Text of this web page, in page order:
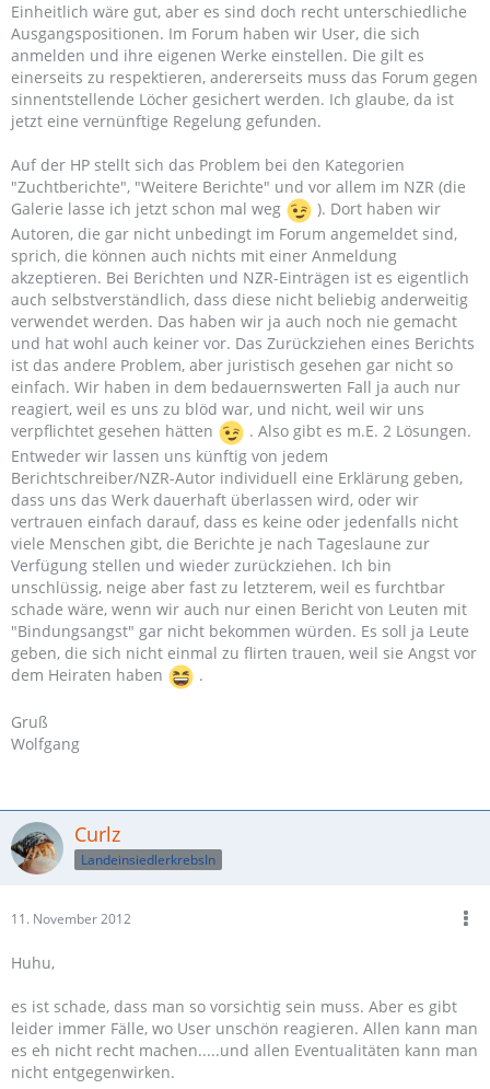
Einheitlich wäre gut, aber es sind doch recht unterschiedliche
Ausgangspositionen. Im Forum haben wir User, die sich
anmelden und ihre eigenen Werke einstellen. Die gilt es
einerseits zu respektieren, andererseits muss das Forum gegen
sinnentstellende Löcher gesichert werden. Ich glaube, da ist
jetzt eine vernünftige Regelung gefunden.
Auf der HP stellt sich das Problem bei den Kategorien
"Zuchtberichte", "Weitere Berichte" und vor allem im NZR (die
Galerie lasse ich jetzt schon mal weg
). Dort haben wir
Autoren, die gar nicht unbedingt im Forum angemeldet sind,
sprich, die können auch nichts mit einer Anmeldung
akzeptieren. Bei Berichten und NZR-Einträgen ist es eigentlich
auch selbstverständlich, dass diese nicht beliebig anderweitig
verwendet werden. Das haben wir ja auch noch nie gemacht
und hat wohl auch keiner vor. Das Zurückziehen eines Berichts
ist das andere Problem, aber juristisch gesehen gar nicht so
einfach. Wir haben in dem bedauernswerten Fall ja auch nur
reagiert, weil es uns zu blöd war, und nicht, weil wir uns
verpflichtet gesehen hätten
. Also gibt es m.E. 2 Lösungen.
Entweder wir lassen uns künftig von jedem
Berichtschreiber/NZR-Autor individuell eine Erklärung geben,
dass uns das Werk dauerhaft überlassen wird, oder wir
vertrauen einfach darauf, dass es keine oder jedenfalls nicht
viele Menschen gibt, die Berichte je nach Tageslaune zur
Verfügung stellen und wieder zurückziehen. Ich bin
unschlüssig, neige aber fast zu letzterem, weil es furchtbar
schade wäre, wenn wir auch nur einen Bericht von Leuten mit
"Bindungsangst" gar nicht bekommen würden. Es soll ja Leute
geben, die sich nicht einmal zu flirten trauen, weil sie Angst vor
dem Heiraten haben
.
Gruß
Wolfgang
Curlz
LandeinsiedlerkrebsIn
11. November 2012
Huhu,
es ist schade, dass man so vorsichtig sein muss. Aber es gibt
leider immer Fälle, wo User unschön reagieren. Allen kann man
es eh nicht recht machen.....und allen Eventualitäten kann man
nicht entgegenwirken.